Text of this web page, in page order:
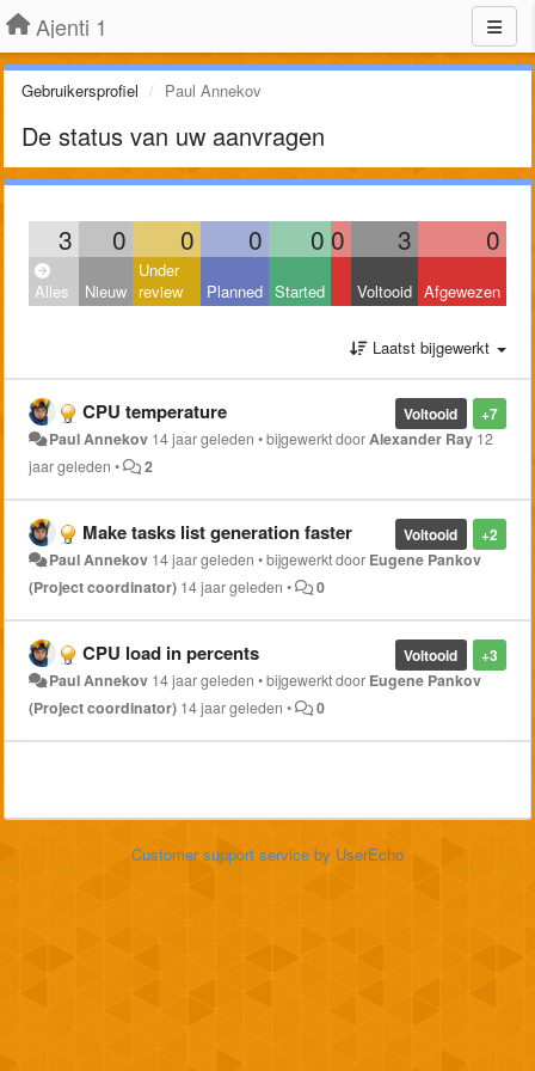
Ajenti 1
Gebruikersprofiel Paul Annekov
De status van uw aanvragen
3 0 0 0 0 0 3 0
Alles Nieuw
Under
review
Planned Started Voltooid Afgewezen
Laatst bijgewerkt
+7
Voltooid
CPU temperature
Paul Annekov 14 jaar geleden •bijgewerkt doorAlexander Ray 12
jaar geleden • 2
+2
Voltooid
Make tasks list generation faster
Paul Annekov 14 jaar geleden •bijgewerkt door Eugene Pankov
(Project coordinator) 14 jaar geleden • 0
+3
Voltooid
CPU load in percents
Paul Annekov 14 jaar geleden •bijgewerkt door Eugene Pankov
(Project coordinator) 14 jaar geleden • 0
Customer support service by UserEcho